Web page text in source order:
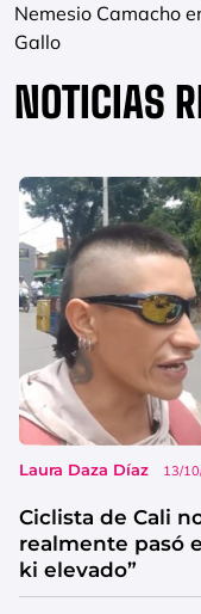
Nemesio Camacho
Gallo
NOTICIAS
Laura Daza Díaz 13/
Ciclista de Cali
realmente pasó
ki elevado”